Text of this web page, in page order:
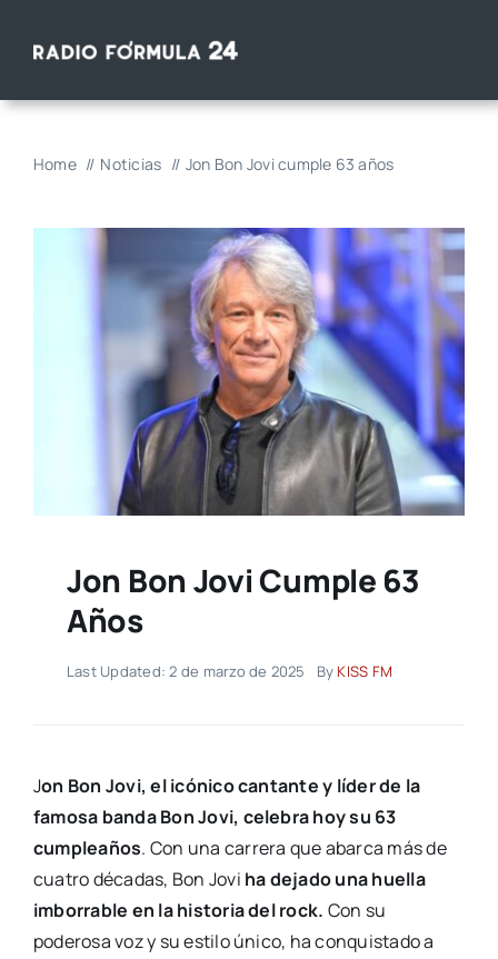
Home Noticias Jon Bon Jovi cumple 63 años
Jon Bon Jovi Cumple 63
Años
Last Updated: 2 de marzo de 2025 By KISS FM
Jon Bon Jovi, el icónico cantante y líder de la
famosa banda Bon Jovi, celebra hoy su 63
cumpleaños. Con una carrera que abarca más de
cuatro décadas, Bon Jovi ha dejado una huella
imborrable en la historia del rock. Con su
poderosa voz y su estilo único, ha conquistado a